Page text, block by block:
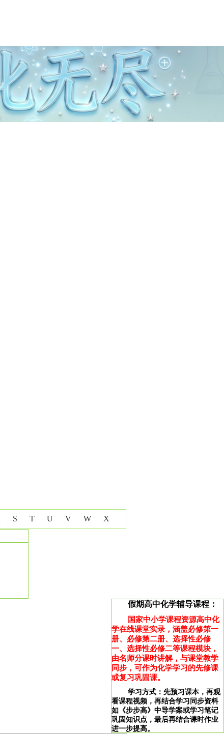
S T U V W X
假期高中化学辅导课程：
国家中小学课程资源高中化
学在线课堂实录，涵盖必修第一
册、必修第二册、选择性必修
一、选择性必修二等课程模块，
由名师分课时讲解，与课堂教学
同步，可作为化学学习的先修课
或复习巩固课。
学习方式：先预习课本，再观
看课程视频，再结合学习同步资料
如《步步高》中导学案或学习笔记
巩固知识点，最后再结合课时作业
进一步提高。